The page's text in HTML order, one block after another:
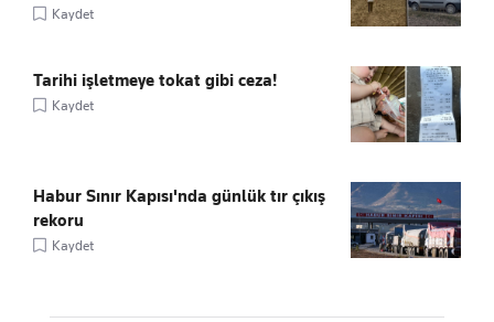
Kaydet
Tarihi işletmeye tokat gibi ceza!
Kaydet
Habur Sınır Kapısı'nda günlük tır çıkış
rekoru
Kaydet